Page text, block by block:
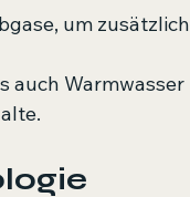
um zusätzlich
auch Warmwasser